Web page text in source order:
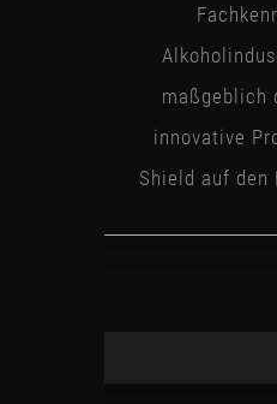
maßgeblich
innovative
Shield auf den